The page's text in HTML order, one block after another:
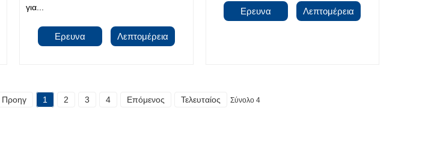
για...
Ερευνα Λεπτομέρεια
Ερευνα Λεπτομέρεια
Προηγ 1 2 3 4 Επόμενος Τελευταίος Σύνολο 4